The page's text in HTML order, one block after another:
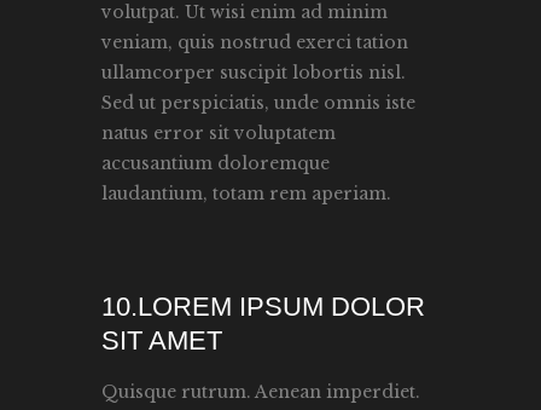
volutpat. Ut wisi enim ad minim
veniam, quis nostrud exerci tation
ullamcorper suscipit lobortis nisl.
Sed ut perspiciatis, unde omnis iste
natus error sit voluptatem
accusantium doloremque
laudantium, totam rem aperiam.
10.LOREM IPSUM DOLOR
SIT AMET
Quisque rutrum. Aenean imperdiet.